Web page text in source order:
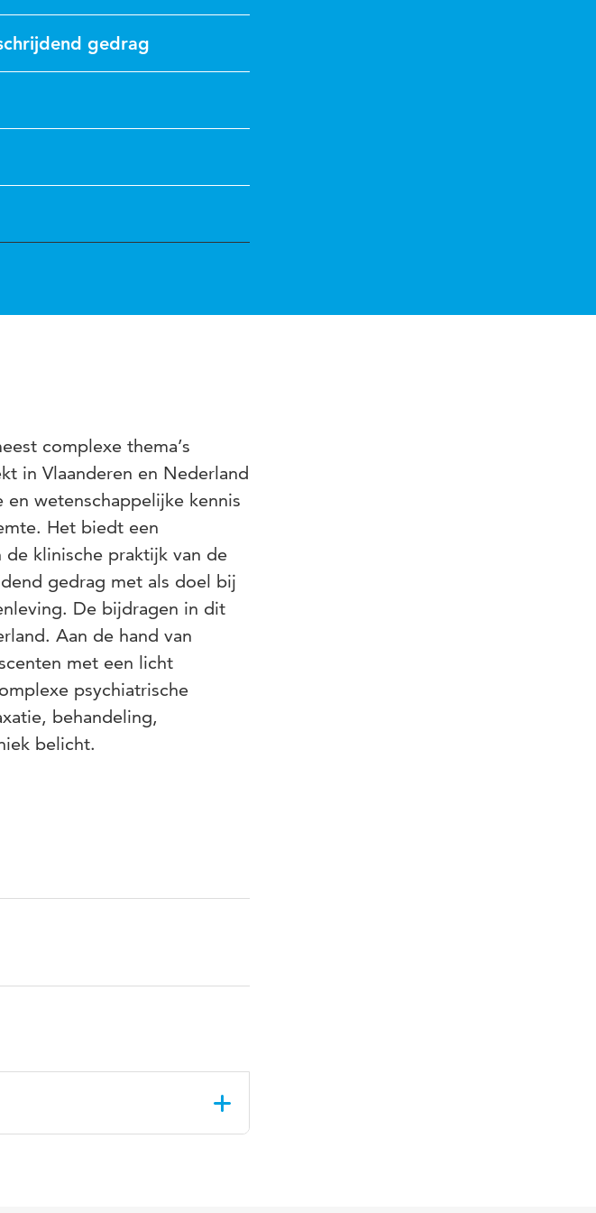
gedrag
complexe thema’s
in Vlaanderen en Nederland
wetenschappelijke kennis
Het biedt een
klinische praktijk van de
gedrag met als doel bij
De bijdragen in dit
Aan de hand van
met een licht
psychiatrische
behandeling,
belicht.